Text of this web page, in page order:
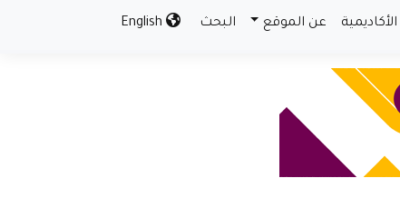
الأكاديمية عن الموقع البحث